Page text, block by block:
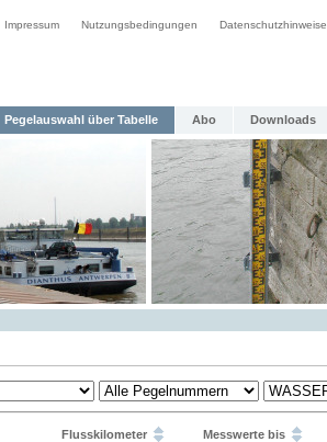
Impressum Nutzungsbedingungen Datenschutzhinweise
Pegelauswahl über Tabelle Abo Downloads
Flusskilometer Messwerte bis